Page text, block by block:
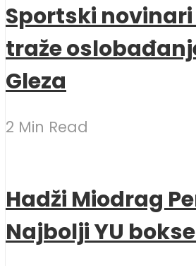
Sportski
traže
Gleza
2 Min Read
Hadži Miodrag
Najbolji YU